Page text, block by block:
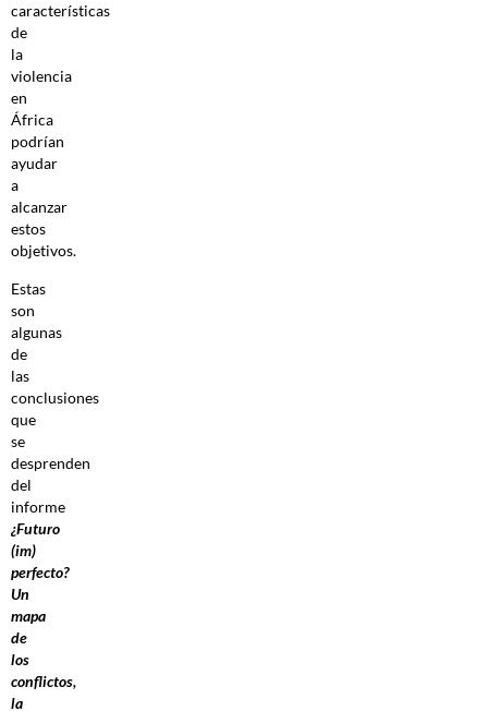
características
de
la
violencia
en
África
podrían
ayudar
a
alcanzar
estos
objetivos.
Estas
son
algunas
de
las
conclusiones
que
se
desprenden
del
informe
¿Futuro
(im)
perfecto?
Un
mapa
de
los
conflictos,
la